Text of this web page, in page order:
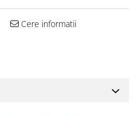
Cere informatii